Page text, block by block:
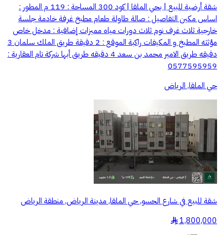
شقة أرضية للبيع | بحي الملقا | كود 300 المساحة : 119 م المطور :
اساس مكين التفاصيل : صالة طاولة طعام مطبخ غرفة خادمة جلسة
خارجية ثلاث غرف نوم ثلاث دورات مياه مميزات إضافية : مدخل خاص
مؤثثه المطبخ و المكيفات راكبة الموقع : 2 دقيقة طريق الملك سلمان 3
دقيقه طريق الامير محمد بن سعد 4 دقيقه طريق أبها شركة تام العقارية :
0577595959
حي الملقا, الرياض
شقة للبيع في شارع الحسو, حي الملقا, مدينة الرياض, منطقة الرياض
1,800,000
§